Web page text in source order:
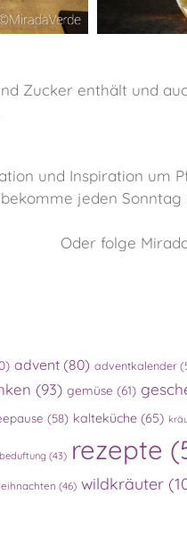
Zucker enthält und
und Inspiration um
jeden Sonntag
Oder folge
advent (80) adventkalender
(93) gemüse (61)
(58) kalteküche (65)
(43) rezepte
(46) wildkräuter